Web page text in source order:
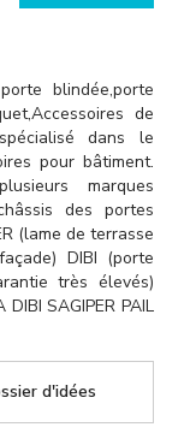
blindée,porte
de
dans le
pour bâtiment.
marques
des portes
(lame de terrasse
DIBI (porte
très élevés)
SAGIPER PAIL
d'idées